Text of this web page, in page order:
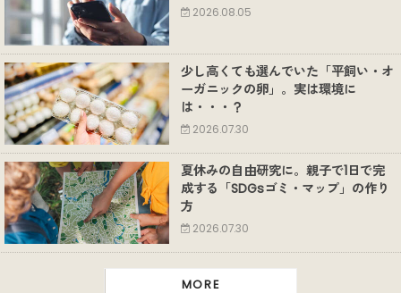
2026.08.05
少し高くても選んでいた「平飼い・オ
ーガニックの卵」。実は環境に
は・・・？
2026.07.30
夏休みの自由研究に。親子で1日で完
成する「SDGsゴミ・マップ」の作り
方
2026.07.30
MORE